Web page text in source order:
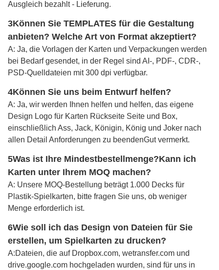
Ausgleich bezahlt - Lieferung.
3Können Sie TEMPLATES für die Gestaltung
anbieten? Welche Art von Format akzeptiert?
A: Ja, die Vorlagen der Karten und Verpackungen werden
bei Bedarf gesendet, in der Regel sind AI-, PDF-, CDR-,
PSD-Quelldateien mit 300 dpi verfügbar.
4Können Sie uns beim Entwurf helfen?
A: Ja, wir werden Ihnen helfen und helfen, das eigene
Design Logo für Karten Rückseite Seite und Box,
einschließlich Ass, Jack, Königin, König und Joker nach
allen Detail Anforderungen zu beendenGut vermerkt.
5Was ist Ihre Mindestbestellmenge?Kann ich
Karten unter Ihrem MOQ machen?
A: Unsere MOQ-Bestellung beträgt 1.000 Decks für
Plastik-Spielkarten, bitte fragen Sie uns, ob weniger
Menge erforderlich ist.
6Wie soll ich das Design von Dateien für Sie
erstellen, um Spielkarten zu drucken?
A:Dateien, die auf Dropbox.com, wetransfer.com und
drive.google.com hochgeladen wurden, sind für uns in